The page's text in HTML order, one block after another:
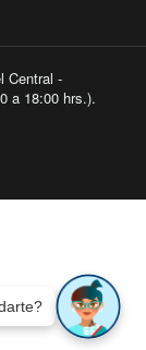
Central -
a 18:00 hrs.).